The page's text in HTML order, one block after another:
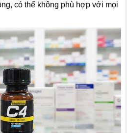
có thể không phù hợp với mọi